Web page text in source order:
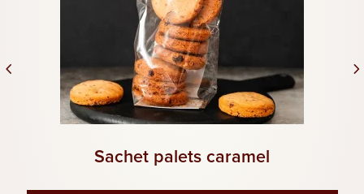
Sachet palets caramel